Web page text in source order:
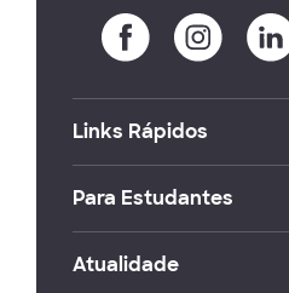
Links Rápidos
Para Estudantes
Atualidade